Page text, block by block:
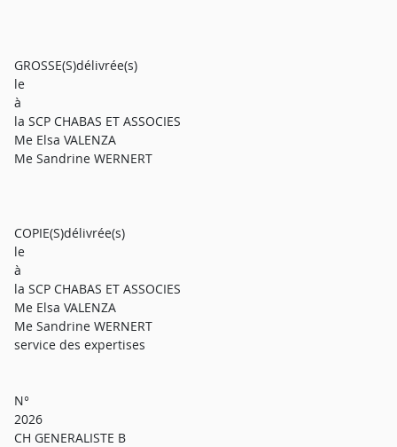
GROSSE(S)délivrée(s)
le
à
la SCP CHABAS ET ASSOCIES
Me Elsa VALENZA
Me Sandrine WERNERT
COPIE(S)délivrée(s)
le
à
la SCP CHABAS ET ASSOCIES
Me Elsa VALENZA
Me Sandrine WERNERT
service des expertises
N°
2026
CH GENERALISTE B